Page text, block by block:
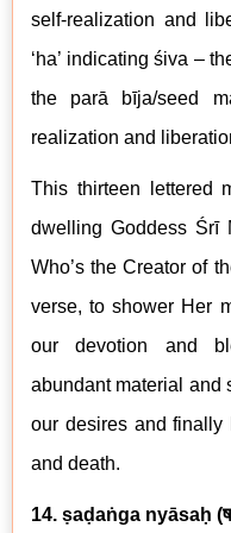
self-realization and
‘ha’ indicating śiva –
the parā bīja/seed
realization and
This thirteen lettered
dwelling Goddess Śrī
Who’s the Creator of
verse, to shower Her
our devotion and
abundant material and
our desires and
and death.
14. ṣaḍaṅga nyāsaḥ (